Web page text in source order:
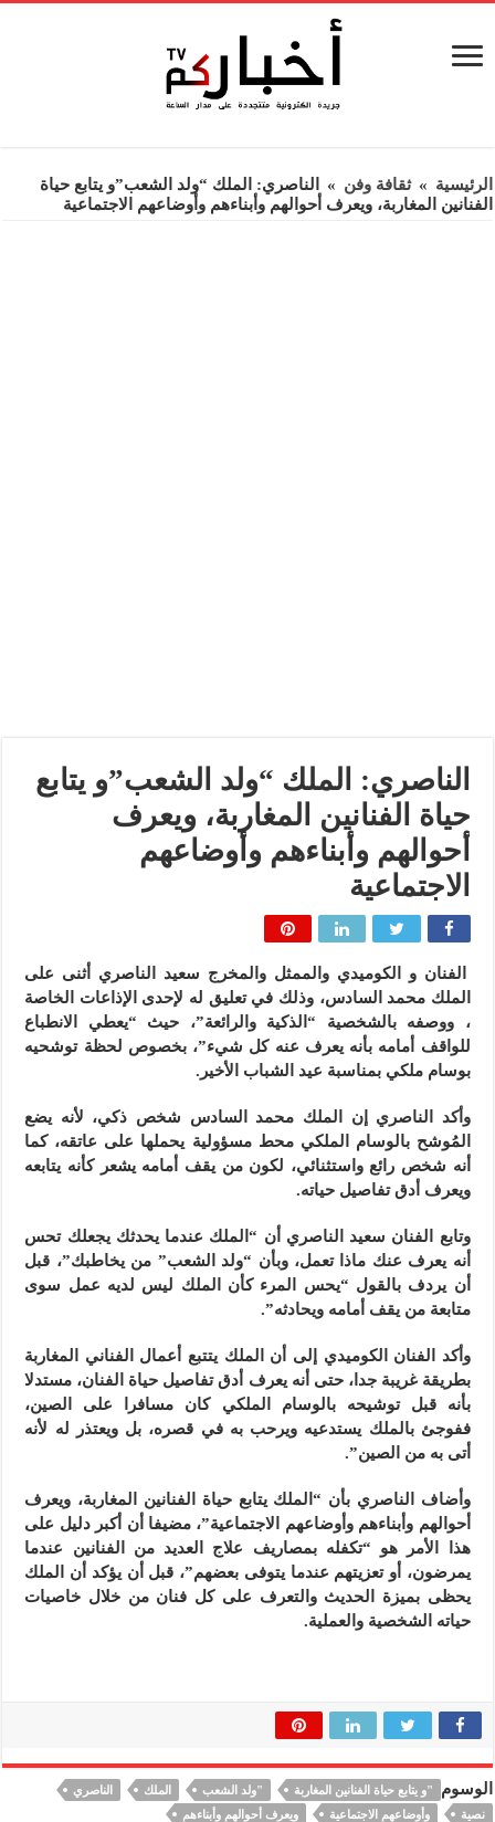
الرئيسية » ثقافة وفن »
الناصري: الملك “ولد الشعب”و يتابع حياة
الفنانين المغاربة، ويعرف أحوالهم وأبناءهم وأوضاعهم الاجتماعية
الناصري: الملك “ولد الشعب”و يتابع
حياة الفنانين المغاربة، ويعرف
أحوالهم وأبناءهم وأوضاعهم
الاجتماعية
الفنان و الكوميدي والممثل والمخرج سعيد الناصري أثنى على
الملك محمد السادس، وذلك في تعليق له لإحدى الإذاعات الخاصة
، ووصفه بالشخصية “الذكية والرائعة”، حيث “يعطي الانطباع
للواقف أمامه بأنه يعرف عنه كل شيء”، بخصوص لحظة توشحيه
بوسام ملكي بمناسبة عيد الشباب الأخير.
وأكد الناصري إن الملك محمد السادس شخص ذكي، لأنه يضع
المُوشح بالوسام الملكي محط مسؤولية يحملها على عاتقه، كما
أنه شخص رائع واستثنائي، لكون من يقف أمامه يشعر كأنه يتابعه
ويعرف أدق تفاصيل حياته.
وتابع الفنان سعيد الناصري أن “الملك عندما يحدثك يجعلك تحس
أنه يعرف عنك ماذا تعمل، وبأن “ولد الشعب” من يخاطبك”، قبل
أن يردف بالقول “يحس المرء كأن الملك ليس لديه عمل سوى
متابعة من يقف أمامه ويحادثه”.
وأكد الفنان الكوميدي إلى أن الملك يتتبع أعمال الفناني المغاربة
بطريقة غريبة جدا، حتى أنه يعرف أدق تفاصيل حياة الفنان، مستدلا
بأنه قبل توشيحه بالوسام الملكي كان مسافرا على الصين،
ففوجئ بالملك يستدعيه ويرحب به في قصره، بل ويعتذر له لأنه
أتى به من الصين”.
وأضاف الناصري بأن “الملك يتابع حياة الفنانين المغاربة، ويعرف
أحوالهم وأبناءهم وأوضاعهم الاجتماعية”، مضيفا أن أكبر دليل على
هذا الأمر هو “تكفله بمصاريف علاج العديد من الفنانين عندما
يمرضون، أو تعزيتهم عندما يتوفى بعضهم”، قبل أن يؤكد أن الملك
يحظى بميزة الحديث والتعرف على كل فنان من خلال خاصيات
حياته الشخصية والعملية.
الوسوم "و يتابع حياة الفنانين المغاربة "ولد الشعب الملك
الناصري
نصية
وأوضاعهم الاجتماعية ويعرف أحوالهم وأبناءهم